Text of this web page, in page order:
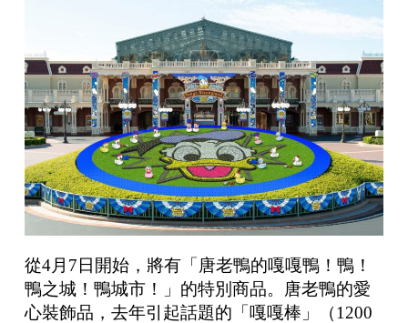
從4月7日開始，將有「唐老鴨的嘎嘎鴨！鴨！
鴨之城！鴨城市！」的特別商品。唐老鴨的愛
心裝飾品，去年引起話題的「嘎嘎棒」（1200